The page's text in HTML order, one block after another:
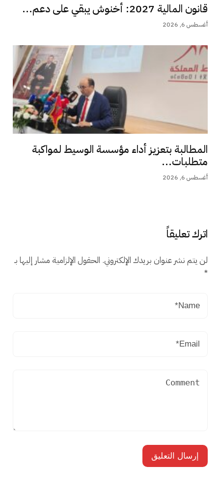
قانون المالية 2027: أخنوش يبقي على دعم...
أغسطس 6, 2026
المطالبة بتعزيز أداء مؤسسة الوسيط لمواكبة
متطلبات...
أغسطس 6, 2026
اترك تعليقاً
لن يتم نشر عنوان بريدك الإلكتروني. الحقول الإلزامية مشار إليها بـ
*